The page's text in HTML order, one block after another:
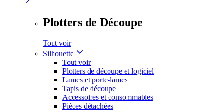
Plotters de Découpe
Tout voir
Silhouette
Tout voir
Plotters de découpe et logiciel
Lames et porte-lames
Tapis de découpe
Accessoires et consommables
Pièces détachées